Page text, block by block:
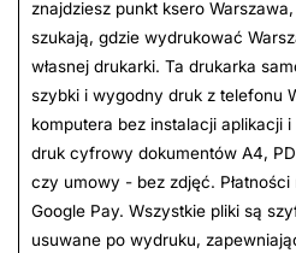
znajdziesz punkt ksero
szukają, gdzie wydrukować
własnej drukarki. Ta drukarka
szybki i wygodny druk z telefonu
komputera bez instalacji aplikacji i
druk cyfrowy dokumentów A4,
czy umowy - bez zdjęć.
Google Pay. Wszystkie pliki są
usuwane po wydruku,